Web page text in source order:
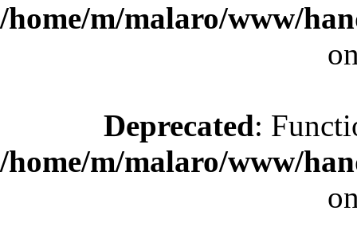
/home/m/malaro/www/
Deprecated:
/home/m/malaro/www/